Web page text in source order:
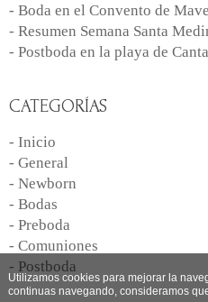
- Boda en el Convento de
- Resumen Semana Santa
- Postboda en la playa de
CATEGORÍAS
- Inicio
- General
- Newborn
- Bodas
- Preboda
- Comuniones
- Postboda
Utilizamos cookies para mejorar la
continuas navegando, consideramos